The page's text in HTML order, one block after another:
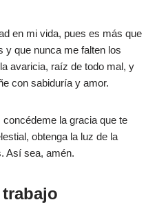
en mi vida, pues es más que
y que nunca me falten los
avaricia, raíz de todo mal, y
con sabiduría y amor.
la gracia que te
obtenga la luz de la
Así sea, amén.